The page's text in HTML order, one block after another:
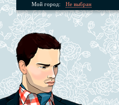
Мой город: Не выбран